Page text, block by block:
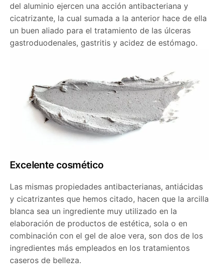
del aluminio ejercen una acción antibacteriana y
cicatrizante, la cual sumada a la anterior hace de ella
un buen aliado para el tratamiento de las úlceras
gastroduodenales, gastritis y acidez de estómago.
Excelente cosmético
Las mismas propiedades antibacterianas, antiácidas
y cicatrizantes que hemos citado, hacen que la arcilla
blanca sea un ingrediente muy utilizado en la
elaboración de productos de estética, sola o en
combinación con el gel de aloe vera, son dos de los
ingredientes más empleados en los tratamientos
caseros de belleza.